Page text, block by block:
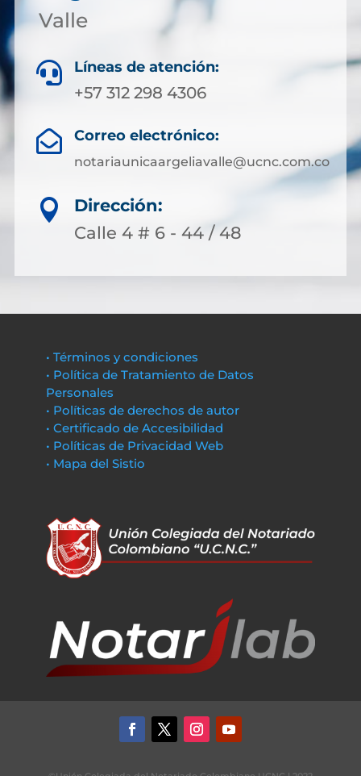
Valle
 Líneas de atención:
+57 312 298 4306
 Correo electrónico:
notariaunicaargeliavalle@ucnc.com.co

Dirección:
Calle 4 # 6 - 44 / 48
• Términos y condiciones
• Política de Tratamiento de Datos
Personales
• Políticas de derechos de autor
• Certificado de Accesibilidad
• Políticas de Privacidad Web
• Mapa del Sistio